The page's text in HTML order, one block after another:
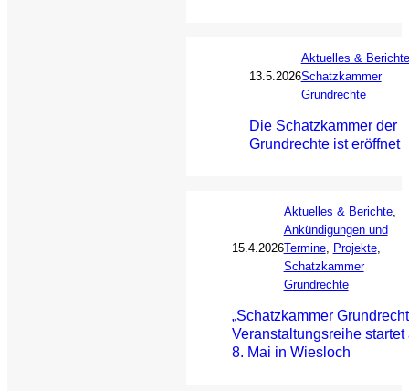
13.5.2026
Aktuelles & Berichte
Schatzkammer
Grundrechte
Die Schatzkammer der
Grundrechte ist eröffnet
15.4.2026
Aktuelles & Berichte
Ankündigungen und
Termine, Projekte
Schatzkammer
Grundrechte
„Schatzkammer
Veranstaltungsreihe startet
8. Mai in Wiesloch